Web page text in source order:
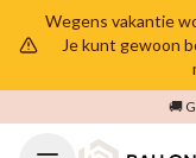
Wegens vakantie
Je kunt gewoon
🚚